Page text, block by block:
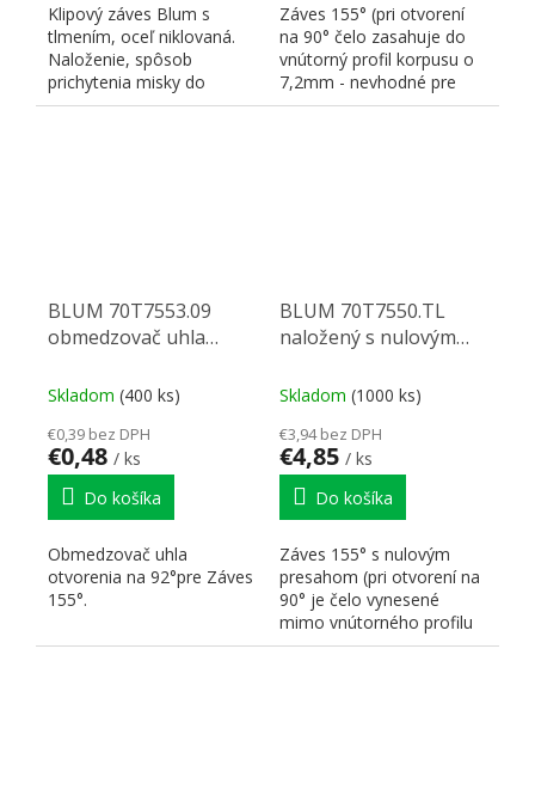
Klipový záves Blum s
tlmením, oceľ niklovaná.
Naloženie, spôsob
prichytenia misky do
dvierka a uhol otvorenia -
Záves 155° (pri otvorení
na 90° čelo zasahuje do
vnútorný profil korpusu o
7,2mm - nevhodné pre
potravinové skrine;...
BLUM 70T7553.09
obmedzovač uhla
Skladom (400 ks)
€0,39 bez DPH
€0,48 / ks
Do košíka
Obmedzovač uhla
otvorenia na 92°pre Záves
155°.
BLUM 70T7550.TL
naložený s nulovým
skrutka 155°
Skladom (1000 ks)
€3,94 bez DPH
€4,85 / ks
Do košíka
Záves 155° s nulovým
presahom (pri otvorení na
90° je čelo vynesené
mimo vnútorného profilu
korpusu o 2,3mm -